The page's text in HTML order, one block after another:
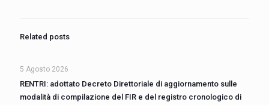
Related posts
5 Agosto 2026
RENTRI: adottato Decreto Direttoriale di aggiornamento sulle
modalità di compilazione del FIR e del registro cronologico di